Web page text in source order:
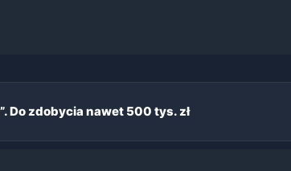
Do zdobycia nawet 500 tys. zł